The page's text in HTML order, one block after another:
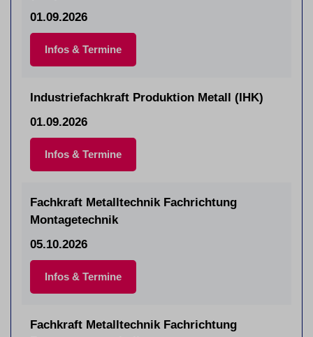
01.09.2026
Infos & Termine
Industriefachkraft Produktion Metall (IHK)
01.09.2026
Infos & Termine
Fachkraft Metalltechnik Fachrichtung
Montagetechnik
05.10.2026
Infos & Termine
Fachkraft Metalltechnik Fachrichtung